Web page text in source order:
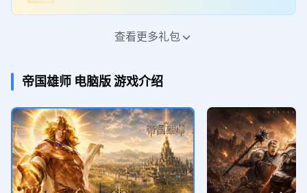
定）、普通沙漏 * 2 (绑定）、绑定金币 * 5
战时物资 * 5 (绑定）、训兵木桩 * 3 (绑
定）、快马行军 * 3 (绑定）
招募礼包
酒会请帖 * 2 (绑定）、竞赛奖杯 * 2 (绑
定）、普通沙漏 * 2 (绑定）、绑定金币 * 5
0 绑定）
领取
查看更多礼包
帝国雄师 电脑版游戏介绍